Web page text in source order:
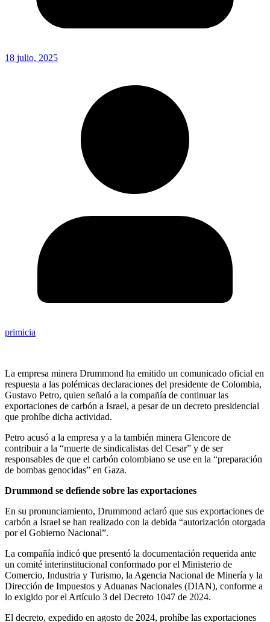
18 julio, 2025
primicia
La empresa minera Drummond ha emitido un comunicado oficial en
respuesta a las polémicas declaraciones del presidente de Colombia,
Gustavo Petro, quien señaló a la compañía de continuar las
exportaciones de carbón a Israel, a pesar de un decreto presidencial
que prohíbe dicha actividad.
Petro acusó a la empresa y a la también minera Glencore de
contribuir a la “muerte de sindicalistas del Cesar” y de ser
responsables de que el carbón colombiano se use en la “preparación
de bombas genocidas” en Gaza.
Drummond se defiende sobre las exportaciones
En su pronunciamiento, Drummond aclaró que sus exportaciones de
carbón a Israel se han realizado con la debida “autorización otorgada
por el Gobierno Nacional”.
La compañía indicó que presentó la documentación requerida ante
un comité interinstitucional conformado por el Ministerio de
Comercio, Industria y Turismo, la Agencia Nacional de Minería y la
Dirección de Impuestos y Aduanas Nacionales (DIAN), conforme a
lo exigido por el Artículo 3 del Decreto 1047 de 2024.
El decreto, expedido en agosto de 2024, prohíbe las exportaciones